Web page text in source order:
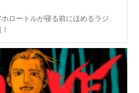
ホロートルが寝る前にほめるラジ